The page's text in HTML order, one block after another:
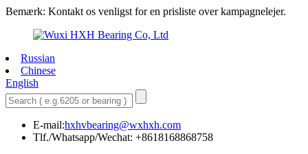
Bemærk: Kontakt os venligst for en prisliste over kampagnelejer.
Russian
Chinese
English
E-mail:hxhvbearing@wxhxh.com
Tlf./Whatsapp/Wechat: +8618168868758